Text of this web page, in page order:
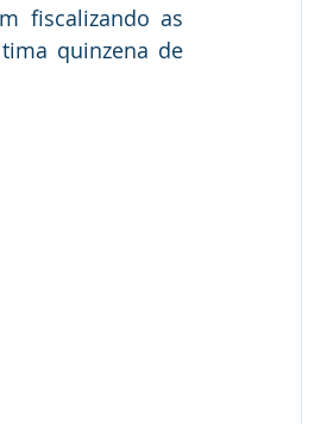
fiscalizando as
quinzena de